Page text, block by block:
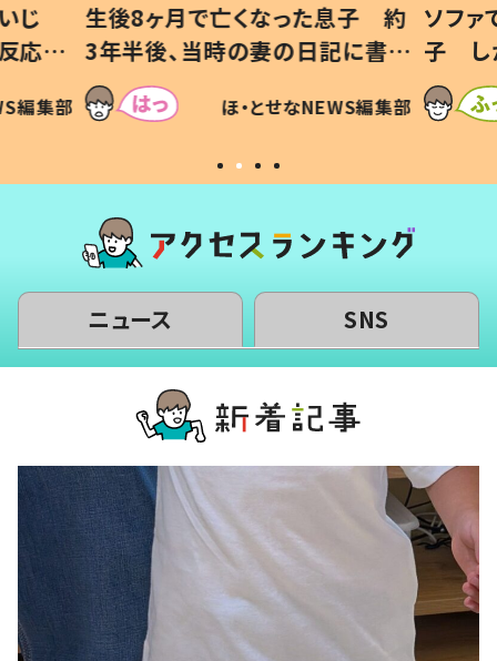
じ
応に
編集部
生後8ヶ月で亡くなった息子 約
3年半後、当時の妻の日記に書い
てあった本音とは
ほ・とせなNEWS編集部
ソファ
子 し
すべ
いから
ニュース SNS